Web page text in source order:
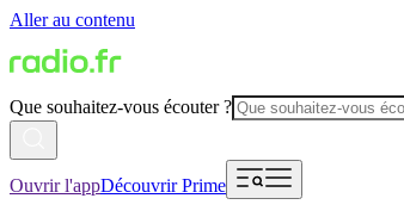
Aller au contenu
Que souhaitez-vous écouter ?
Ouvrir l'appDécouvrir Prime